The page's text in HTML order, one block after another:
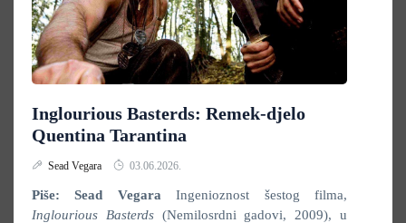
Inglourious Basterds: Remek-djelo
Quentina Tarantina
Sead Vegara 03.06.2026.
Piše: Sead Vegara Ingenioznost šestog filma,
Inglourious Basterds (Nemilosrdni gadovi, 2009), u